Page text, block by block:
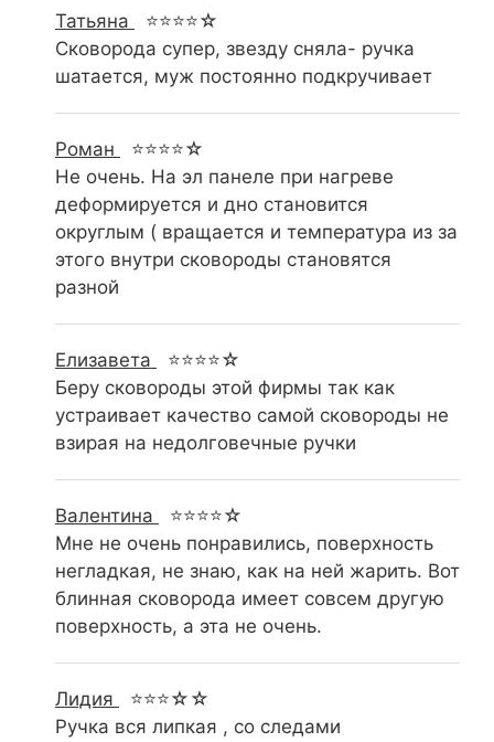
Татьяна
⭐⭐⭐⭐☆
Сковорода супер, звезду сняла- ручка
шатается, муж постоянно подкручивает
Роман
⭐⭐⭐⭐☆
Не очень. На эл панеле при нагреве
деформируется и дно становится
округлым ( вращается и температура из за
этого внутри сковороды становятся
разной
Елизавета
⭐⭐⭐⭐☆
Беру сковороды этой фирмы так как
устраивает качество самой сковороды не
взирая на недолговечные ручки
Валентина
⭐⭐⭐⭐☆
Мне не очень понравились, поверхность
негладкая, не знаю, как на ней жарить. Вот
блинная сковорода имеет совсем другую
поверхность, а эта не очень.
Лидия
⭐⭐⭐☆☆
Ручка вся липкая , со следами